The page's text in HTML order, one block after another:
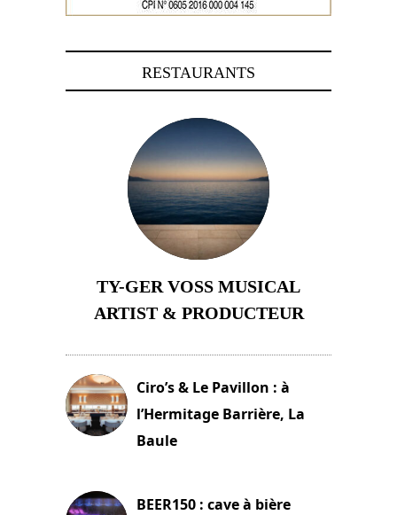
RESTAURANTS
TY-GER VOSS MUSICAL
ARTIST & PRODUCTEUR
Ciro’s & Le Pavillon : à
l’Hermitage Barrière, La
Baule
BEER150 : cave à bière